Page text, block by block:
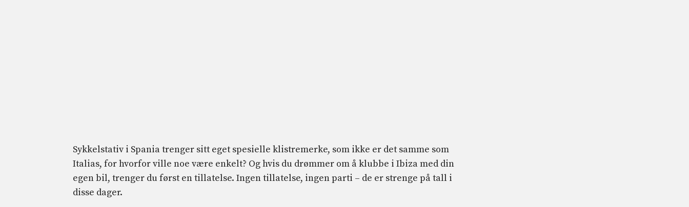
Sykkelstativ i Spania trenger sitt eget spesielle klistremerke, som ikke er det samme som
Italias, for hvorfor ville noe være enkelt? Og hvis du drømmer om å klubbe i Ibiza med din
egen bil, trenger du først en tillatelse. Ingen tillatelse, ingen parti – de er strenge på tall i
disse dager.